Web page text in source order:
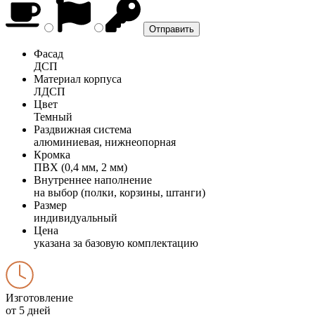
Фасад
ДСП
Материал корпуса
ЛДСП
Цвет
Темный
Раздвижная система
алюминиевая, нижнеопорная
Кромка
ПВХ (0,4 мм, 2 мм)
Внутреннее наполнение
на выбор (полки, корзины, штанги)
Размер
индивидуальный
Цена
указана за базовую комплектацию
Изготовление
от 5 дней